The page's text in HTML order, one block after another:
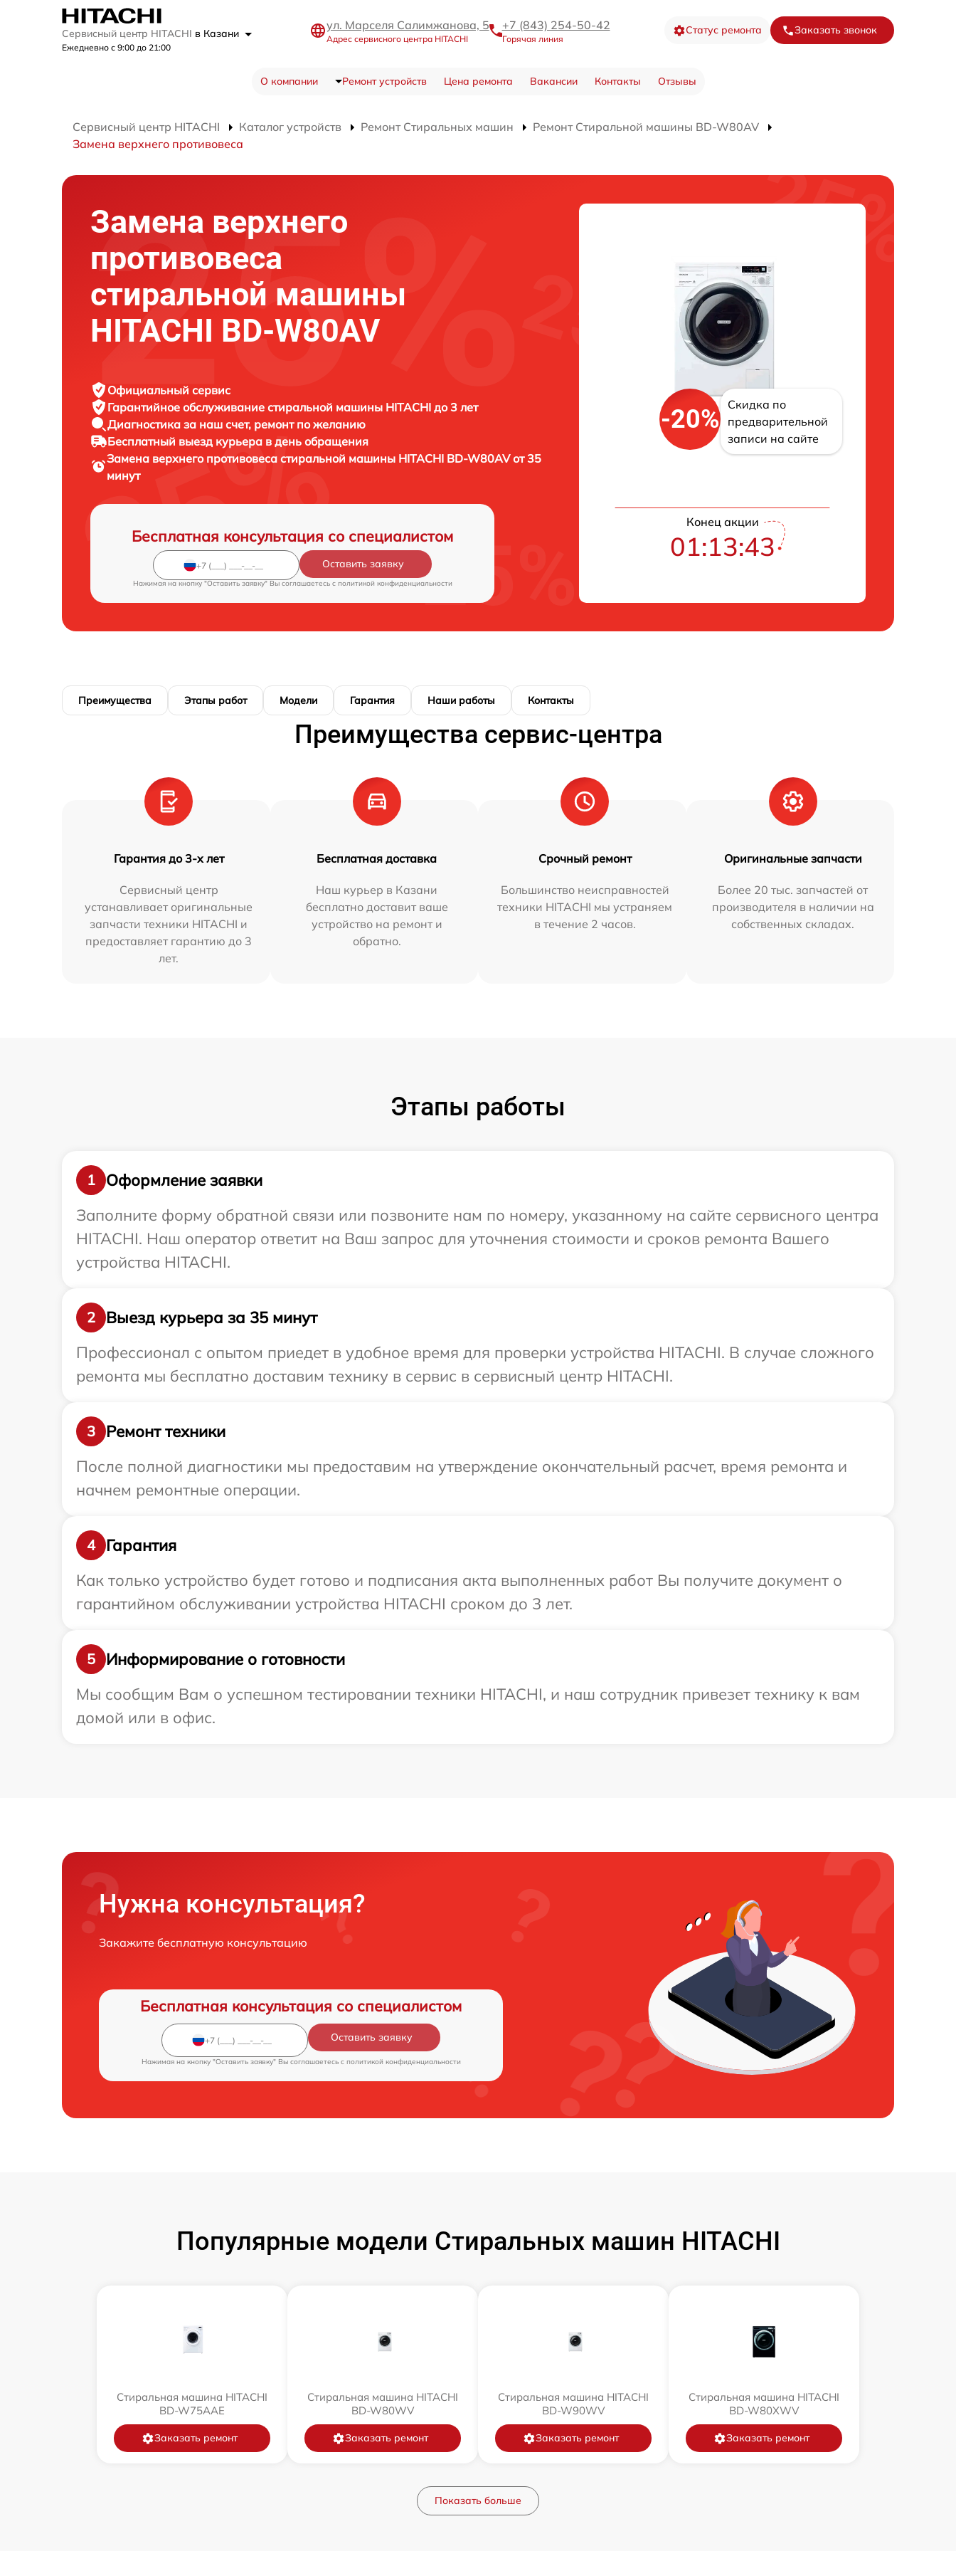
Сервисный центр HITACHI в Казани
Ежедневно с 9:00 до 21:00
ул. Марселя Салимжанова, 5
Адрес сервисного центра HITACHI
+7 (843) 254-50-42
Горячая линия
Статус ремонта Заказать звонок
О компании Ремонт устройств Цена ремонта Вакансии Контакты Отзывы
Сервисный центр HITACHI Каталог устройств Ремонт Стиральных машин
Ремонт Стиральной машины BD-W80AV
Замена верхнего противовеса
Замена верхнего
противовеса
стиральной машины
HITACHI BD-W80AV
Официальный сервис
Гарантийное обслуживание стиральной машины HITACHI до 3 лет
Диагностика за наш счет, ремонт по желанию
Бесплатный выезд курьера в день обращения
Замена верхнего противовеса стиральной машины HITACHI BD-W80AV от 35
минут
Бесплатная консультация со специалистом
Оставить заявку
Нажимая на кнопку "Оставить заявку" Вы соглашаетесь c политикой конфиденциальности
-20%
Скидка по
предварительной
записи на сайте
Конец акции
01:13:42
Преимущества Этапы работ Модели Гарантия Наши работы Контакты
Преимущества сервис-центра
Гарантия до 3-х лет
Сервисный центр
устанавливает оригинальные
запчасти техники HITACHI и
предоставляет гарантию до 3
лет.
Бесплатная доставка
Наш курьер в Казани
бесплатно доставит ваше
устройство на ремонт и
обратно.
Срочный ремонт
Большинство неисправностей
техники HITACHI мы устраняем
в течение 2 часов.
Оригинальные запчасти
Более 20 тыс. запчастей от
производителя в наличии на
собственных складах.
Этапы работы
1
Оформление заявки
Заполните форму обратной связи или позвоните нам по номеру, указанному на сайте сервисного центра
HITACHI. Наш оператор ответит на Ваш запрос для уточнения стоимости и сроков ремонта Вашего
устройства HITACHI.
2
Выезд курьера за 35 минут
Профессионал с опытом приедет в удобное время для проверки устройства HITACHI. В случае сложного
ремонта мы бесплатно доставим технику в сервис в сервисный центр HITACHI.
3
Ремонт техники
После полной диагностики мы предоставим на утверждение окончательный расчет, время ремонта и
начнем ремонтные операции.
4
Гарантия
Как только устройство будет готово и подписания акта выполненных работ Вы получите документ о
гарантийном обслуживании устройства HITACHI сроком до 3 лет.
5
Информирование о готовности
Мы сообщим Вам о успешном тестировании техники HITACHI, и наш сотрудник привезет технику к вам
домой или в офис.
Нужна консультация?
Закажите бесплатную консультацию
Бесплатная консультация со специалистом
Оставить заявку
Нажимая на кнопку "Оставить заявку" Вы соглашаетесь c политикой конфиденциальности
Популярные модели Стиральных машин HITACHI
Стиральная машина HITACHI
BD-W75AAE
Заказать ремонт
Стиральная машина HITACHI
BD-W80WV
Заказать ремонт
Стиральная машина HITACHI
BD-W90WV
Заказать ремонт
Стиральная машина HITACHI
BD-W80XWV
Заказать ремонт
Показать больше